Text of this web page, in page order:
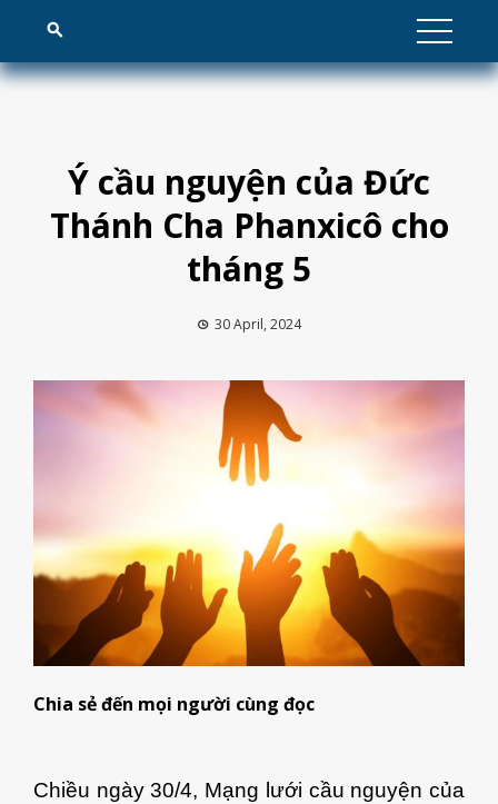
Skip
Ý cầu nguyện của Đức
Thánh Cha Phanxicô cho
tháng 5
30 April, 2024
Chia sẻ đến mọi người cùng đọc
Chiều ngày 30/4, Mạng lưới cầu nguyện của